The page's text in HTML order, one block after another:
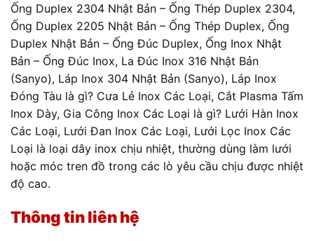
Ống Duplex 2304 Nhật Bản – Ống Thép Duplex 2304,
Ống Duplex 2205 Nhật Bản – Ống Thép Duplex, Ống
Duplex Nhật Bản – Ống Đúc Duplex, Ống Inox Nhật
Bản – Ống Đúc Inox, La Đúc Inox 316 Nhật Bản
(Sanyo), Láp Inox 304 Nhật Bản (Sanyo), Láp Inox
Đóng Tàu là gì? Cưa Lẻ Inox Các Loại, Cắt Plasma Tấm
Inox Dày, Gia Công Inox Các Loại là gì? Lưới Hàn Inox
Các Loại, Lưới Đan Inox Các Loại, Lưới Lọc Inox Các
Loại là loại dây inox chịu nhiệt, thường dùng làm lưới
hoặc móc tren đồ trong các lò yêu cầu chịu được nhiệt
độ cao.
Thông tin liên hệ